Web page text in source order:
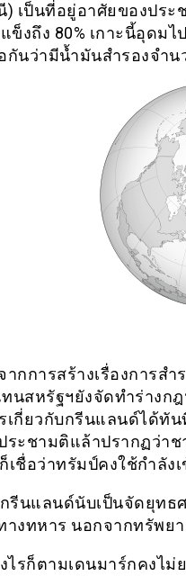
) เป็นที่อยู่อาศัยของปร
ข็งถึง 80% เกาะนี้อุดม
กันว่ามีน้ำมันสำรองจำ
กการสร้างเรื่องการสำ
นสหรัฐฯยังจัดทำร่างก
เกี่ยวกับกรีนแลนด์ได้ทั
ระชามติแล้าปรากฏว่า
เชื่อว่าทรัมป์คงใช้กำลั
นแลนด์นับเป็นจัดยุทธ
างทหาร นอกจากทรัพย
รก็ตามเดนมาร์กคงไม่